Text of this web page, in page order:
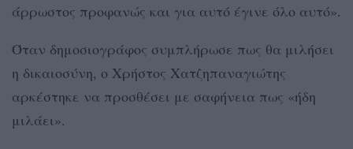
άρρωστος προφανώς και για αυτό έγινε όλο αυτό».
Όταν δημοσιογράφος συμπλήρωσε πως θα μιλήσει
η δικαιοσύνη, ο Χρήστος Χατζηπαναγιώτης
αρκέστηκε να προσθέσει με σαφήνεια πως «ήδη
μιλάει».